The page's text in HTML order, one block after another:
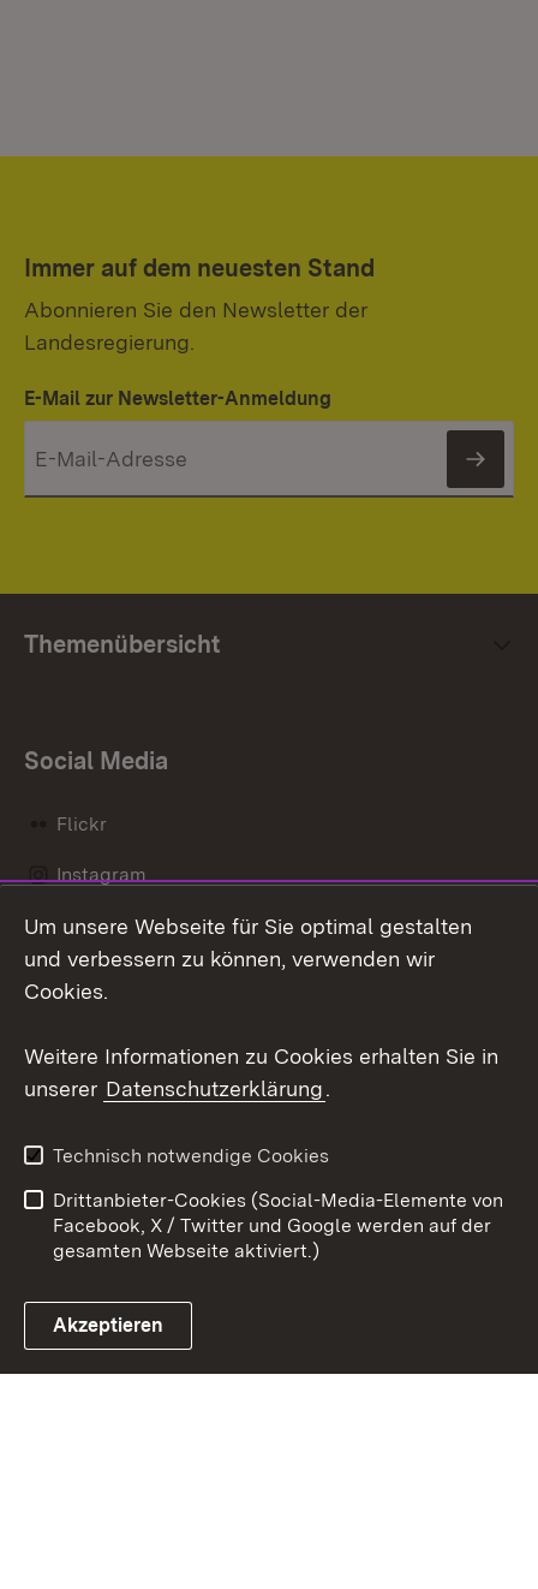
Immer auf dem neuesten Stand
Abonnieren Sie den Newsletter der
Landesregierung.
E-Mail zur Newsletter-Anmeldung
Themenübersicht
Social Media
Flickr
Instagram
Social Wall
Link zum Landesportal
Barrierefreiheit
Benutzungshinweise
Impressum
Cookies
Um unsere Webseite für Sie optimal gestalten
und verbessern zu können, verwenden wir
Cookies.
Weitere Informationen zu Cookies erhalten Sie in
unserer Datenschutzerklärung.
Technisch notwendige Cookies
Drittanbieter-Cookies (Social-Media-Elemente von
Facebook, X / Twitter und Google werden auf der
gesamten Webseite aktiviert.)
Akzeptieren